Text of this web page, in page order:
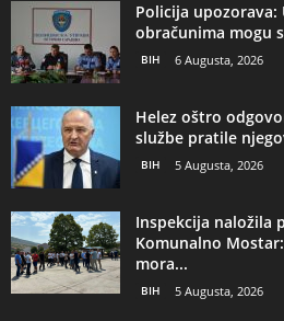
Policija
obračunima mogu
BIH 6 Augusta, 2026
Helez oštro
službe pratile
BIH 5 Augusta, 2026
Inspekcija naložila
Komunalno
mora...
BIH 5 Augusta, 2026